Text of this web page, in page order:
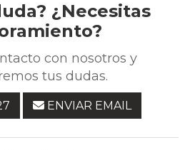
¿Necesitas
con nosotros y
tus dudas.
ENVIAR EMAIL